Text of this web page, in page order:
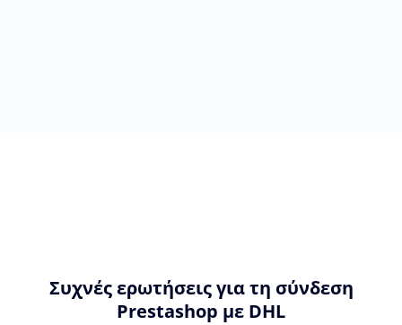
Συχνές ερωτήσεις για τη σύνδεση
Prestashop με DHL